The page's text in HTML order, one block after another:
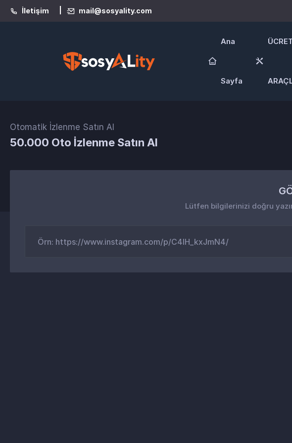
İletişim mail@sosyality.com
Ana
Sayfa
Otomatik İzlenme Satın Al
50.000 Oto İzlenme Satın Al
Lütfen bilgilerinizi doğru